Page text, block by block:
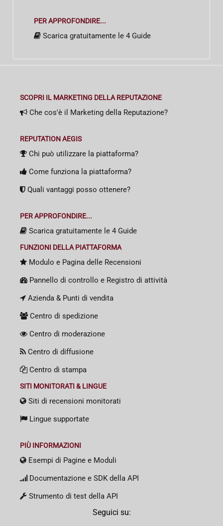
PER APPROFONDIRE...
Scarica gratuitamente le 4 Guide
SCOPRI IL MARKETING DELLA REPUTAZIONE
Che cos'è il Marketing della Reputazione?
REPUTATION AEGIS
Chi può utilizzare la piattaforma?
Come funziona la piattaforma?
Quali vantaggi posso ottenere?
PER APPROFONDIRE...
Scarica gratuitamente le 4 Guide
FUNZIONI DELLA PIATTAFORMA
Modulo e Pagina delle Recensioni
Pannello di controllo e Registro di attività
Azienda & Punti di vendita
Centro di spedizione
Centro di moderazione
Centro di diffusione
Centro di stampa
SITI MONITORATI & LINGUE
Siti di recensioni monitorati
Lingue supportate
PIÙ INFORMAZIONI
Esempi di Pagine e Moduli
Documentazione e SDK della API
Strumento di test della API
Seguici su: